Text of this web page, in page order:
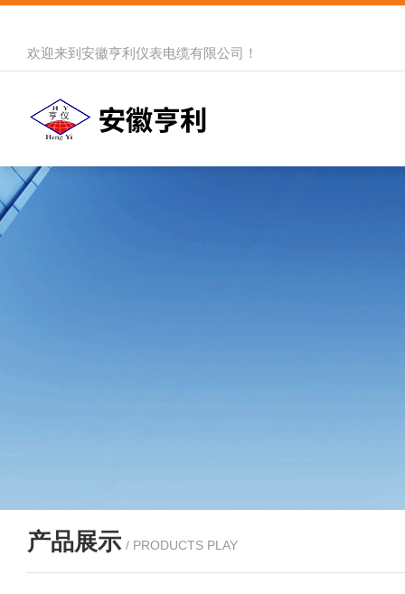
欢迎来到 安徽亨利仪表电缆有限公司 ！
产品展示 / PRODUCTS PLAY